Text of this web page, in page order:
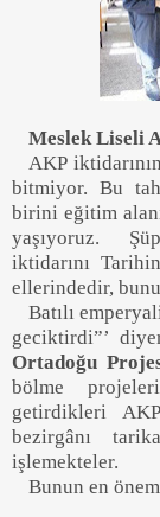
Meslek Liseli
AKP
bitmiyor. Bu
birini eğitim
yaşıyoruz.
iktidarını
ellerindedir,
Batılı
geciktirdi”’
Ortadoğu
bölme
getirdikleri
bezirgânı
işlemekteler.
Bunun en